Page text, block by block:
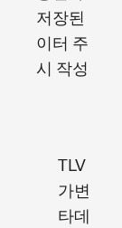
저장된 메
이터 주소
시 작성합
TLV 항
가변 길
타데이